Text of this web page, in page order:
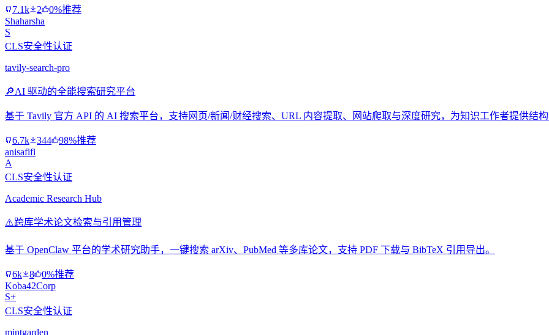
7.1k 2
0%推荐
Shaharsha
S
CLS安全性认证
tavily-search-pro
🔎AI 驱动的全能搜索研究平台
基于 Tavily 官方 API 的 AI 搜索平台，支持网页/新闻/财经搜索、URL 内容提取、网站爬取与深度研究，为知识工作者提供结
6.7k 344
98%推荐
anisafifi
A
CLS安全性认证
Academic Research Hub
⚠️跨库学术论文检索与引用管理
基于 OpenClaw 平台的学术研究助手，一键搜索 arXiv、PubMed 等多库论文，支持 PDF 下载与 BibTeX 引用导出。
6k 8
0%推荐
Koba42Corp
S+
CLS安全性认证
mintgarden